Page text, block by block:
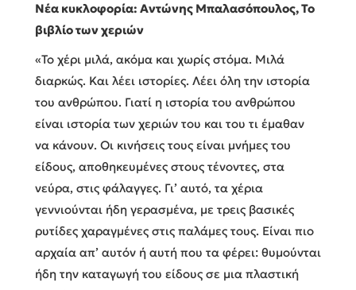
Νέα κυκλοφορία: Αντώνης Μπαλασόπουλος, Το
βιβλίο των χεριών
«Το χέρι μιλά, ακόμα και χωρίς στόμα. Μιλά
διαρκώς. Και λέει ιστορίες. Λέει όλη την ιστορία
του ανθρώπου. Γιατί η ιστορία του ανθρώπου
είναι ιστορία των χεριών του και του τι έμαθαν
να κάνουν. Οι κινήσεις τους είναι μνήμες του
είδους, αποθηκευμένες στους τένοντες, στα
νεύρα, στις φάλαγγες. Γι’ αυτό, τα χέρια
γεννιούνται ήδη γερασμένα, με τρεις βασικές
ρυτίδες χαραγμένες στις παλάμες τους. Είναι πιο
αρχαία απ’ αυτόν ή αυτή που τα φέρει: θυμούνται
ήδη την καταγωγή του είδους σε μια πλαστική